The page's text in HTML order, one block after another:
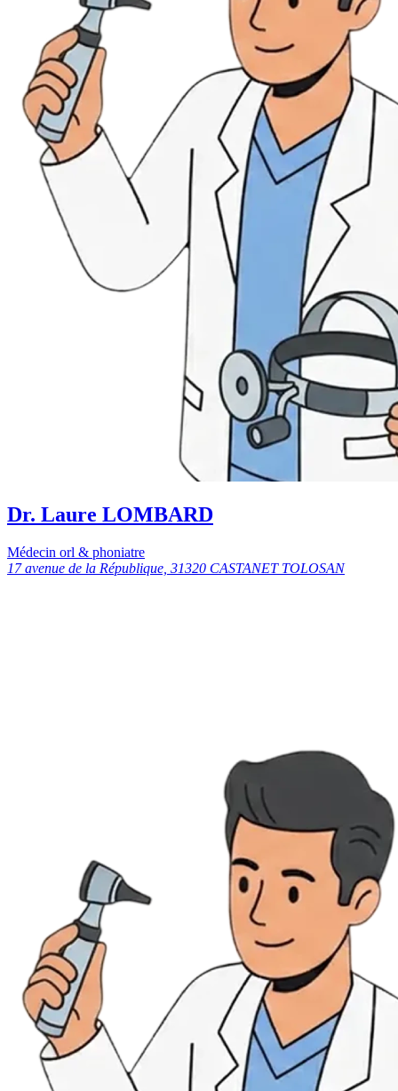
Dr. Laure LOMBARD
Médecin orl & phoniatre
17 avenue de la République, 31320 CASTANET TOLOSAN